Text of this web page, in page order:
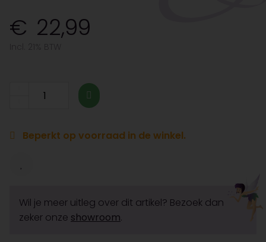
22,99
Beperkt op voorraad in de winkel.
Wil je meer uitleg over dit artikel? Bezoek dan
zeker onze showroom.